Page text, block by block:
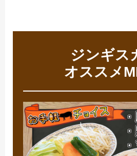
ジンギス
オススメ